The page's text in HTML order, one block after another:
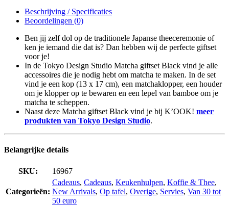
Beschrijving / Specificaties
Beoordelingen (0)
Ben jij zelf dol op de traditionele Japanse theeceremonie of
ken je iemand die dat is? Dan hebben wij de perfecte giftset
voor je!
In de Tokyo Design Studio Matcha giftset Black vind je alle
accessoires die je nodig hebt om matcha te maken. In de set
vind je een kop (13 x 17 cm), een matchaklopper, een houder
om je klopper op te bewaren en een lepel van bamboe om je
matcha te scheppen.
Naast deze Matcha giftset Black vind je bij K’OOK! meer
produkten van Tokyo Design Studio.
Belangrijke details
SKU: 16967
Categorieën:
Cadeaus, Cadeaus, Keukenhulpen, Koffie & Thee,
New Arrivals, Op tafel, Overige, Servies, Van 30 tot
50 euro